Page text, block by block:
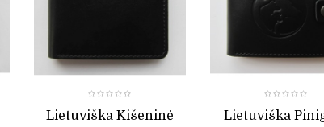
Lietuviška Kišeninė Lietuviška